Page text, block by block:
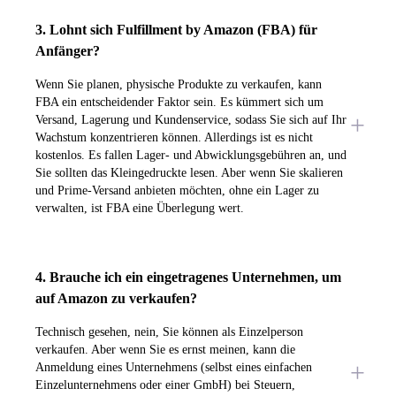
3. Lohnt sich Fulfillment by Amazon (FBA) für
Anfänger?
Wenn Sie planen, physische Produkte zu verkaufen, kann
FBA ein entscheidender Faktor sein. Es kümmert sich um
Versand, Lagerung und Kundenservice, sodass Sie sich auf Ihr
Wachstum konzentrieren können. Allerdings ist es nicht
kostenlos. Es fallen Lager- und Abwicklungsgebühren an, und
Sie sollten das Kleingedruckte lesen. Aber wenn Sie skalieren
und Prime-Versand anbieten möchten, ohne ein Lager zu
verwalten, ist FBA eine Überlegung wert.
4. Brauche ich ein eingetragenes Unternehmen, um
auf Amazon zu verkaufen?
Technisch gesehen, nein, Sie können als Einzelperson
verkaufen. Aber wenn Sie es ernst meinen, kann die
Anmeldung eines Unternehmens (selbst eines einfachen
Einzelunternehmens oder einer GmbH) bei Steuern,